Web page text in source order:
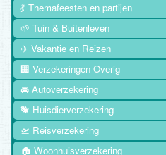
💃 Themafeesten en partijen
🌱 Tuin & Buitenleven
✈️ Vakantie en Reizen
🏢 Verzekeringen Overig
🚘 Autoverzekering
🐕 Huisdierverzekering
🛫 Reisverzekering
🏠 Woonhuisverzekering